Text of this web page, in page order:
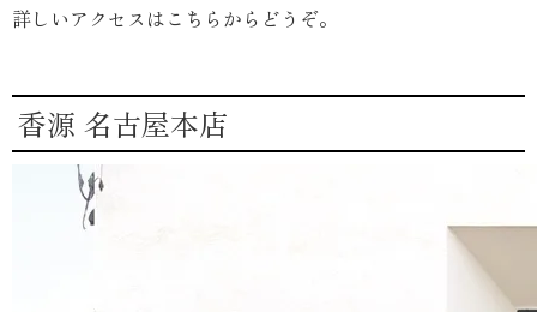
詳しいアクセスはこちらからどうぞ。
香源 名古屋本店